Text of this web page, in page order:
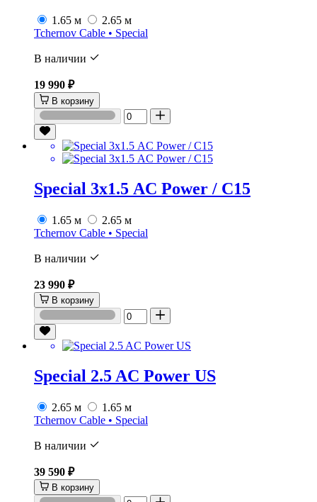
1.65 м
2.65 м
Tchernov Cable • Special
В наличии
19 990 ₽
В корзину
Special 3х1.5 AC Power / C15
1.65 м
2.65 м
Tchernov Cable • Special
В наличии
23 990 ₽
В корзину
Special 2.5 AC Power US
2.65 м
1.65 м
Tchernov Cable • Special
В наличии
39 590 ₽
В корзину